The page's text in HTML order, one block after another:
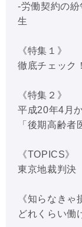
-労働契約の
生
《特集１》
徹底チェック
《特集２》
平成20年4月
「後期高齢
《TOPICS》
東京地裁判決
《知らなきゃ
どれくらい働